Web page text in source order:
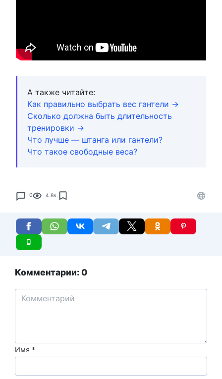
А также читайте:
Как правильно выбрать вес гантели →
Сколько должна быть длительность
тренировки →
Что лучше — штанга или гантели?
Что такое свободные веса?
0 4.8к.
Комментарии: 0
Имя *